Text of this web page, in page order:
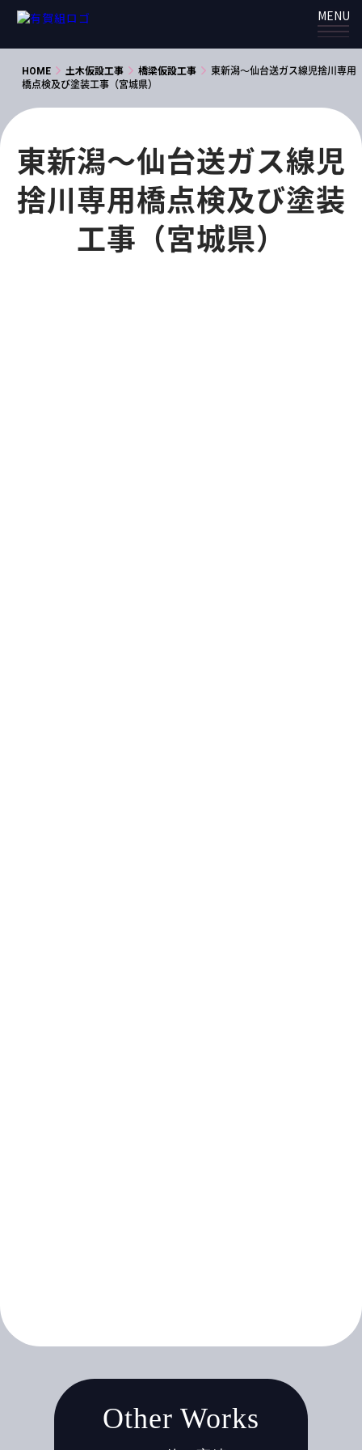
MENU
HOME 土木仮設工事 橋梁仮設工事
東新潟～仙台送ガス線児捨川専用
橋点検及び塗装工事（宮城県）
東新潟～仙台送ガス線児
捨川専用橋点検及び塗装
工事（宮城県）
Other Works